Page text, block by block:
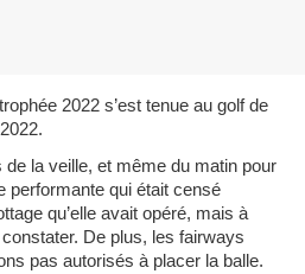
2022 s’est tenue au golf de
de la veille, et même du matin pour
performante qui était censé
qu’elle avait opéré, mais à
constater. De plus, les fairways
pas autorisés à placer la balle.